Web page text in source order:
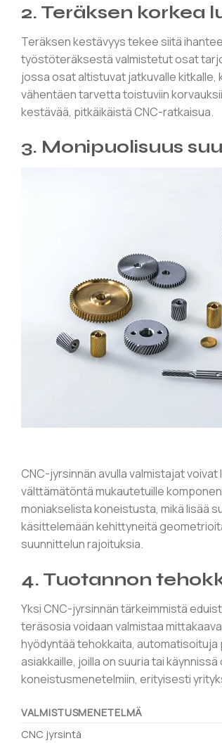
2. Teräksen korkea
Teräksen kestävyys tekee siitä
työstöteräksestä valmistetut osat
jossa osat altistuvat jatkuvalle kitkalle,
vähentäen tarvetta toistuviin
kestävää, pitkäikäistä CNC-ratkaisua.
3. Monipuolisuus
CNC-jyrsinnän avulla valmistajat
välttämätöntä mukautetuille
moniakselista koneistusta, mikä lisää
käsittelemään kehittyneitä
suunnittelun rajoituksia.
4. Tuotannon
Yksi CNC-jyrsinnän tärkeimmistä
teräsosia voidaan valmistaa
hyödyntää tehokkaita,
asiakkaille, joilla on suuria tai
koneistusmenetelmiin, erityisesti
VALMISTUSMENETELMÄ
CNC jyrsintä